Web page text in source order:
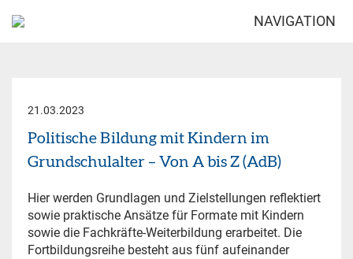
NAVIGATION
21.03.2023
Politische Bildung mit Kindern im
Grundschulalter – Von A bis Z (AdB)
Hier werden Grundlagen und Zielstellungen reflektiert
sowie praktische Ansätze für Formate mit Kindern
sowie die Fachkräfte-Weiterbildung erarbeitet. Die
Fortbildungsreihe besteht aus fünf aufeinander